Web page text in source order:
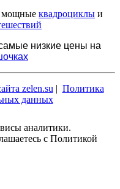
мощные квадроциклы и
низкие цены на
zelen.su | Политика
данных
аналитики.
с Политикой